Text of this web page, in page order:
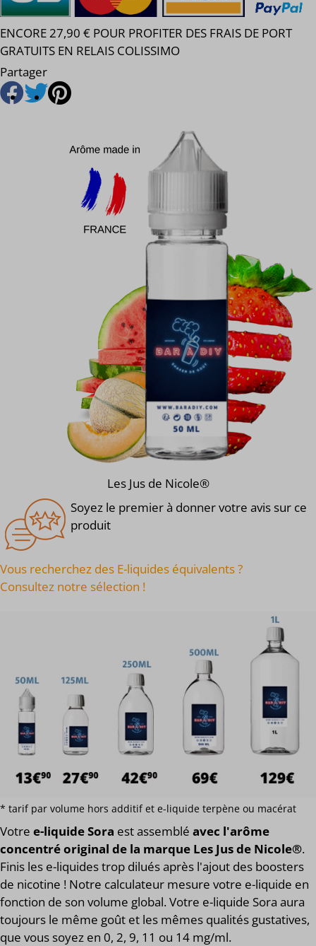
* tarif par volume hors additif et e-liquide terpène ou macérat
Votre e-liquide Sora est assemblé avec l'arôme
concentré original de la marque Les Jus de Nicole®.
Finis les e-liquides trop dilués après l'ajout des boosters
de nicotine ! Notre calculateur mesure votre e-liquide en
fonction de son volume global. Votre e-liquide Sora aura
toujours le même goût et les mêmes qualités gustatives,
que vous soyez en 0, 2, 9, 11 ou 14 mg/ml.
ENCORE 27,90 € POUR PROFITER DES FRAIS DE PORT
GRATUITS EN RELAIS COLISSIMO
Partager
Les Jus de Nicole®
Soyez le premier à donner votre avis sur ce
produit
Vous recherchez des E-liquides équivalents ?
Consultez notre sélection !